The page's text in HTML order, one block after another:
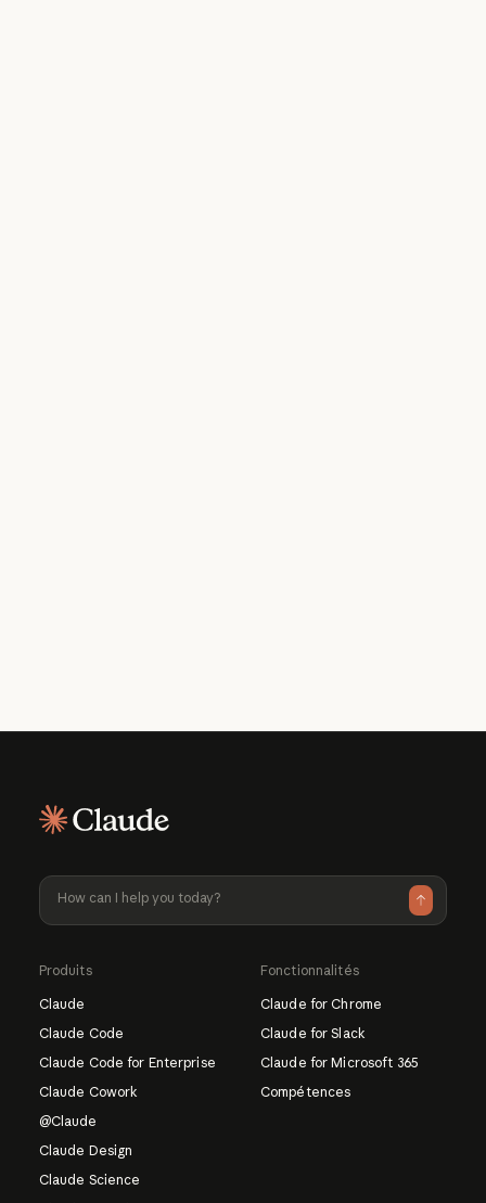
Produits
Claude
Claude Code
Claude Code for Enterprise
Claude Cowork
@Claude
Claude Design
Claude Science
Fonctionnalités
Claude for Chrome
Claude for Slack
Claude for Microsoft 365
Compétences